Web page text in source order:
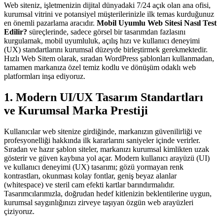
Web siteniz, işletmenizin dijital dünyadaki 7/24 açık olan ana ofisi,
kurumsal vitrini ve potansiyel müşterilerinizle ilk temas kurduğunuz
en önemli pazarlama aracıdır. Mobil Uyumlu Web Sitesi Nasıl Test
Edilir? süreçlerinde, sadece görsel bir tasarımdan fazlasını
kurgulamak, mobil uyumluluk, açılış hızı ve kullanıcı deneyimi
(UX) standartlarını kurumsal düzeyde birleştirmek gerekmektedir.
Hızlı Web Sitem olarak, sıradan WordPress şablonları kullanmadan,
tamamen markanıza özel temiz kodlu ve dönüşüm odaklı web
platformları inşa ediyoruz.
1. Modern UI/UX Tasarım Standartları
ve Kurumsal Marka Prestiji
Kullanıcılar web sitenize girdiğinde, markanızın güvenilirliği ve
profesyonelliği hakkında ilk kararlarını saniyeler içinde verirler.
Sıradan ve hazır şablon siteler, markanızı kurumsal kimlikten uzak
gösterir ve güven kaybına yol açar. Modern kullanıcı arayüzü (UI)
ve kullanıcı deneyimi (UX) tasarımı; gözü yormayan renk
kontrastları, okunması kolay fontlar, geniş beyaz alanlar
(whitespace) ve steril cam efekti kartlar barındırmalıdır.
Tasarımcılarımızla, doğrudan hedef kitlenizin beklentilerine uygun,
kurumsal saygınlığınızı zirveye taşıyan özgün web arayüzleri
çiziyoruz.